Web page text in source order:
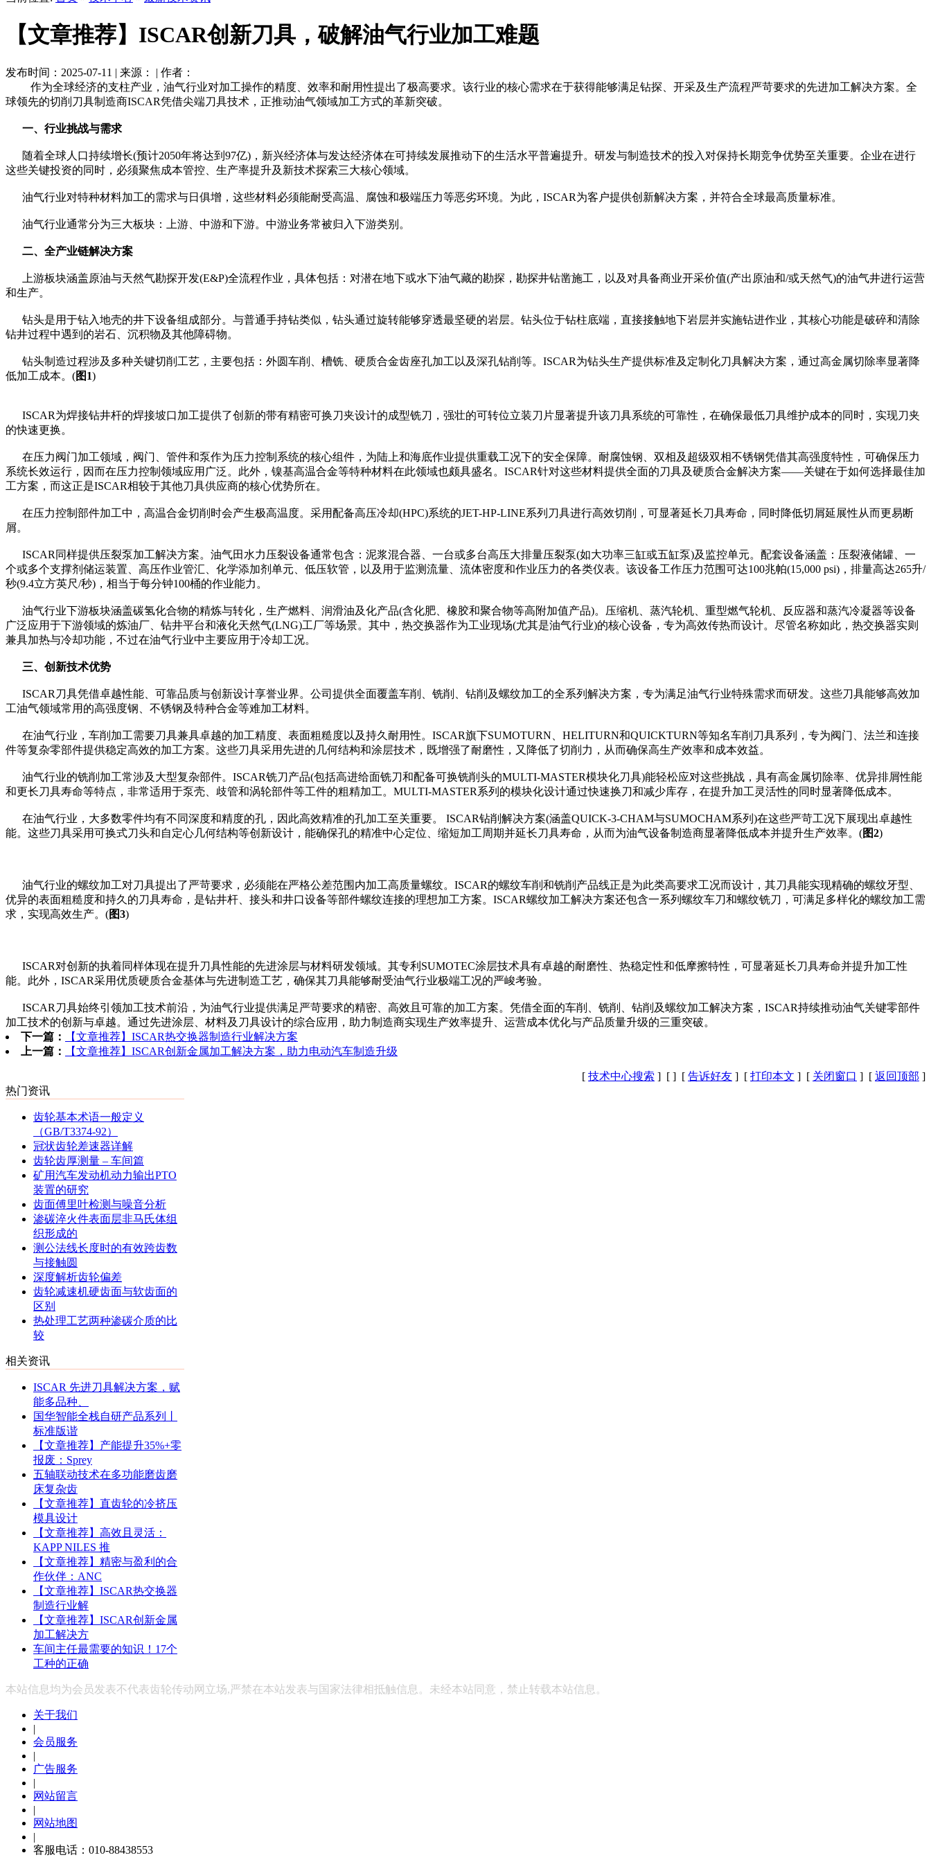
【文章推荐】ISCAR创新刀具，破解油气行业加工难题
发布时间：2025-07-11 | 来源： | 作者：
作为全球经济的支柱产业，油气行业对加工操作的精度、效率和耐用性提出了极高要求。该行业的核心需求在于获得能够满足钻探、开采及生产流程严苛要求的先进加工解决方案。全
球领先的切削刀具制造商ISCAR凭借尖端刀具技术，正推动油气领域加工方式的革新突破。
一、行业挑战与需求
随着全球人口持续增长(预计2050年将达到97亿)，新兴经济体与发达经济体在可持续发展推动下的生活水平普遍提升。研发与制造技术的投入对保持长期竞争优势至关重要。企业在进行
这些关键投资的同时，必须聚焦成本管控、生产率提升及新技术探索三大核心领域。
油气行业对特种材料加工的需求与日俱增，这些材料必须能耐受高温、腐蚀和极端压力等恶劣环境。为此，ISCAR为客户提供创新解决方案，并符合全球最高质量标准。
油气行业通常分为三大板块：上游、中游和下游。中游业务常被归入下游类别。
二、全产业链解决方案
上游板块涵盖原油与天然气勘探开发(E&P)全流程作业，具体包括：对潜在地下或水下油气藏的勘探，勘探井钻凿施工，以及对具备商业开采价值(产出原油和/或天然气)的油气井进行运营
和生产。
钻头是用于钻入地壳的井下设备组成部分。与普通手持钻类似，钻头通过旋转能够穿透最坚硬的岩层。钻头位于钻柱底端，直接接触地下岩层并实施钻进作业，其核心功能是破碎和清除
钻井过程中遇到的岩石、沉积物及其他障碍物。
钻头制造过程涉及多种关键切削工艺，主要包括：外圆车削、槽铣、硬质合金齿座孔加工以及深孔钻削等。ISCAR为钻头生产提供标准及定制化刀具解决方案，通过高金属切除率显著降
低加工成本。(图1)
ISCAR为焊接钻井杆的焊接坡口加工提供了创新的带有精密可换刀夹设计的成型铣刀，强壮的可转位立装刀片显著提升该刀具系统的可靠性，在确保最低刀具维护成本的同时，实现刀夹
的快速更换。
在压力阀门加工领域，阀门、管件和泵作为压力控制系统的核心组件，为陆上和海底作业提供重载工况下的安全保障。耐腐蚀钢、双相及超级双相不锈钢凭借其高强度特性，可确保压力
系统长效运行，因而在压力控制领域应用广泛。此外，镍基高温合金等特种材料在此领域也颇具盛名。ISCAR针对这些材料提供全面的刀具及硬质合金解决方案——关键在于如何选择最佳加
工方案，而这正是ISCAR相较于其他刀具供应商的核心优势所在。
在压力控制部件加工中，高温合金切削时会产生极高温度。采用配备高压冷却(HPC)系统的JET-HP-LINE系列刀具进行高效切削，可显著延长刀具寿命，同时降低切屑延展性从而更易断
屑。
ISCAR同样提供压裂泵加工解决方案。油气田水力压裂设备通常包含：泥浆混合器、一台或多台高压大排量压裂泵(如大功率三缸或五缸泵)及监控单元。配套设备涵盖：压裂液储罐、一
个或多个支撑剂储运装置、高压作业管汇、化学添加剂单元、低压软管，以及用于监测流量、流体密度和作业压力的各类仪表。该设备工作压力范围可达100兆帕(15,000 psi)，排量高达265升/
秒(9.4立方英尺/秒)，相当于每分钟100桶的作业能力。
油气行业下游板块涵盖碳氢化合物的精炼与转化，生产燃料、润滑油及化产品(含化肥、橡胶和聚合物等高附加值产品)。压缩机、蒸汽轮机、重型燃气轮机、反应器和蒸汽冷凝器等设备
广泛应用于下游领域的炼油厂、钻井平台和液化天然气(LNG)工厂等场景。其中，热交换器作为工业现场(尤其是油气行业)的核心设备，专为高效传热而设计。尽管名称如此，热交换器实则
兼具加热与冷却功能，不过在油气行业中主要应用于冷却工况。
三、创新技术优势
ISCAR刀具凭借卓越性能、可靠品质与创新设计享誉业界。公司提供全面覆盖车削、铣削、钻削及螺纹加工的全系列解决方案，专为满足油气行业特殊需求而研发。这些刀具能够高效加
工油气领域常用的高强度钢、不锈钢及特种合金等难加工材料。
在油气行业，车削加工需要刀具兼具卓越的加工精度、表面粗糙度以及持久耐用性。ISCAR旗下SUMOTURN、HELITURN和QUICKTURN等知名车削刀具系列，专为阀门、法兰和连接
件等复杂零部件提供稳定高效的加工方案。这些刀具采用先进的几何结构和涂层技术，既增强了耐磨性，又降低了切削力，从而确保高生产效率和成本效益。
油气行业的铣削加工常涉及大型复杂部件。ISCAR铣刀产品(包括高进给面铣刀和配备可换铣削头的MULTI-MASTER模块化刀具)能轻松应对这些挑战，具有高金属切除率、优异排屑性能
和更长刀具寿命等特点，非常适用于泵壳、歧管和涡轮部件等工件的粗精加工。MULTI-MASTER系列的模块化设计通过快速换刀和减少库存，在提升加工灵活性的同时显著降低成本。
在油气行业，大多数零件均有不同深度和精度的孔，因此高效精准的孔加工至关重要。 ISCAR钻削解决方案(涵盖QUICK-3-CHAM与SUMOCHAM系列)在这些严苛工况下展现出卓越性
能。这些刀具采用可换式刀头和自定心几何结构等创新设计，能确保孔的精准中心定位、缩短加工周期并延长刀具寿命，从而为油气设备制造商显著降低成本并提升生产效率。(图2)
油气行业的螺纹加工对刀具提出了严苛要求，必须能在严格公差范围内加工高质量螺纹。ISCAR的螺纹车削和铣削产品线正是为此类高要求工况而设计，其刀具能实现精确的螺纹牙型、
优异的表面粗糙度和持久的刀具寿命，是钻井杆、接头和井口设备等部件螺纹连接的理想加工方案。ISCAR螺纹加工解决方案还包含一系列螺纹车刀和螺纹铣刀，可满足多样化的螺纹加工需
求，实现高效生产。(图3)
ISCAR对创新的执着同样体现在提升刀具性能的先进涂层与材料研发领域。其专利SUMOTEC涂层技术具有卓越的耐磨性、热稳定性和低摩擦特性，可显著延长刀具寿命并提升加工性
能。此外，ISCAR采用优质硬质合金基体与先进制造工艺，确保其刀具能够耐受油气行业极端工况的严峻考验。
ISCAR刀具始终引领加工技术前沿，为油气行业提供满足严苛要求的精密、高效且可靠的加工方案。凭借全面的车削、铣削、钻削及螺纹加工解决方案，ISCAR持续推动油气关键零部件
加工技术的创新与卓越。通过先进涂层、材料及刀具设计的综合应用，助力制造商实现生产效率提升、运营成本优化与产品质量升级的三重突破。
下一篇：
【文章推荐】ISCAR热交换器制造行业解决方案
上一篇：
【文章推荐】ISCAR创新金属加工解决方案，助力电动汽车制造升级
[ 技术中心搜索 ] [ ] [ 告诉好友 ] [ 打印本文 ] [ 关闭窗口 ] [ 返回顶部 ]
热门资讯
齿轮基本术语一般定义
（GB/T3374-92）
冠状齿轮差速器详解
齿轮齿厚测量 – 车间篇
矿用汽车发动机动力输出PTO
装置的研究
齿面傅里叶检测与噪音分析
渗碳淬火件表面层非马氏体组
织形成的
测公法线长度时的有效跨齿数
与接触圆
深度解析齿轮偏差
齿轮减速机硬齿面与软齿面的
区别
热处理工艺两种渗碳介质的比
较
相关资讯
ISCAR 先进刀具解决方案，赋
能多品种、
国华智能全栈自研产品系列丨
标准版谐
【文章推荐】产能提升35%+零
报废：Sprey
五轴联动技术在多功能磨齿磨
床复杂齿
【文章推荐】直齿轮的冷挤压
模具设计
【文章推荐】高效且灵活：
KAPP NILES 推
【文章推荐】精密与盈利的合
作伙伴：ANC
【文章推荐】ISCAR热交换器
制造行业解
【文章推荐】ISCAR创新金属
加工解决方
车间主任最需要的知识！17个
工种的正确
本站信息均为会员发表不代表齿轮传动网立场,严禁在本站发表与国家法律相抵触信息。未经本站同意，禁止转载本站信息。
关于我们
|
会员服务
|
广告服务
|
网站留言
|
网站地图
|
客服电话：010-88438553